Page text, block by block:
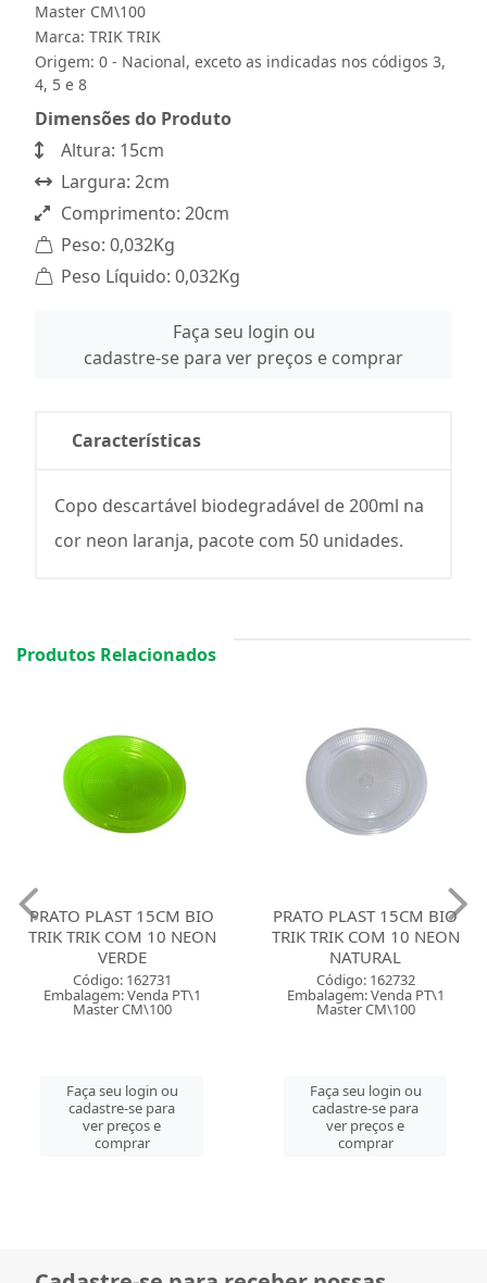
Master CM\100
Marca: TRIK TRIK
Origem: 0 - Nacional, exceto as indicadas nos códigos 3,
4, 5 e 8
Dimensões do Produto
Altura: 15cm
Largura: 2cm
Comprimento: 20cm
Peso: 0,032Kg
Peso Líquido: 0,032Kg
Faça seu login ou
cadastre-se para ver preços e comprar
Características
Copo descartável biodegradável de 200ml na
cor neon laranja, pacote com 50 unidades.
Produtos Relacionados
PRATO PLAST 15CM BIO
TRIK TRIK COM 10 NEON
VERDE
Código: 162731
Embalagem: Venda PT\1
Master CM\100
Faça seu login ou
cadastre-se para
ver preços e
comprar
PRATO PLAST 15CM BIO
TRIK TRIK COM 10 NEON
NATURAL
Código: 162732
Embalagem: Venda PT\1
Master CM\100
Faça seu login ou
cadastre-se para
ver preços e
comprar